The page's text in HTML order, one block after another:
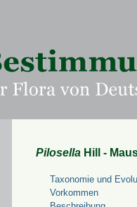
Pilosella Hill -
Taxonomie und
Vorkommen